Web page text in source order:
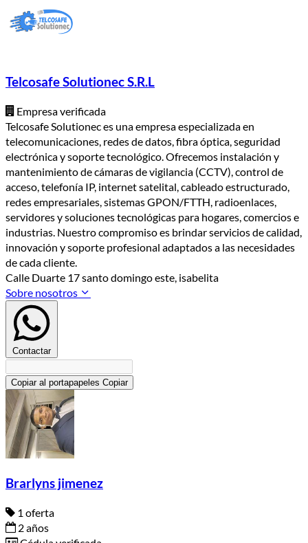
Telcosafe Solutionec S.R.L
Empresa verificada
Telcosafe Solutionec es una empresa especializada en
telecomunicaciones, redes de datos, fibra óptica, seguridad
electrónica y soporte tecnológico. Ofrecemos instalación y
mantenimiento de cámaras de vigilancia (CCTV), control de
acceso, telefonía IP, internet satelital, cableado estructurado,
redes empresariales, sistemas GPON/FTTH, radioenlaces,
servidores y soluciones tecnológicas para hogares, comercios e
industrias. Nuestro compromiso es brindar servicios de calidad,
innovación y soporte profesional adaptados a las necesidades
de cada cliente.
Calle Duarte 17 santo domingo este, isabelita
Sobre nosotros
Contactar
Copiar al portapapeles Copiar
Brarlyns jimenez
1 oferta
2 años